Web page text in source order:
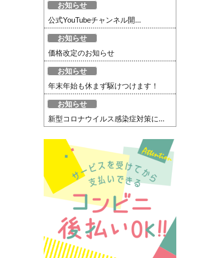
お知らせ
公式YouTubeチャンネル開...
お知らせ
価格改定のお知らせ
お知らせ
年末年始も休まず駆けつけます！
お知らせ
新型コロナウイルス感染症対策に...